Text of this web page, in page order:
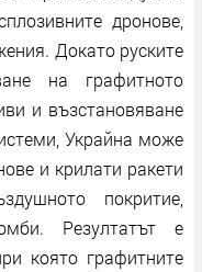
дронове,
Докато руските
на графитното
и възстановяване
Украйна може
и крилати ракети
покритие,
Резултатът е
която графитните